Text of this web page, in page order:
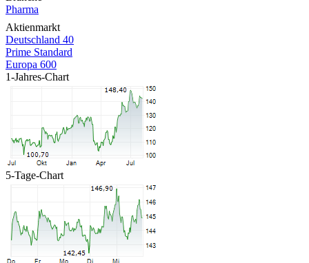
Pharma
Aktienmarkt
Deutschland 40
Prime Standard
Europa 600
1-Jahres-Chart
5-Tage-Chart